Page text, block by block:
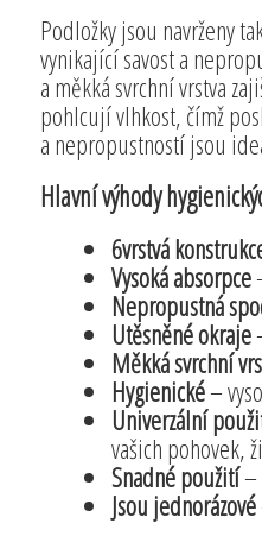
Podložky jsou navrženy
vynikající savost a
a měkká svrchní vrstva
pohlcují vlhkost, čímž
a nepropustností jsou
Hlavní výhody
6vrstvá
Vysoká absorpce
Nepropustná
Utěsněné okraje
Měkká svrchní
Hygienické–
Univerzální
vašich pohovek,
Snadné použití–
Jsou jednorázové